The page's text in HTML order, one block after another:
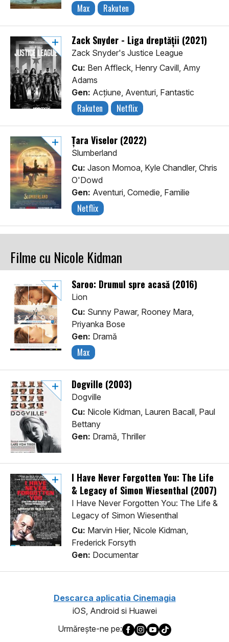
Max Rakuten
Zack Snyder - Liga dreptății (2021)
Zack Snyder's Justice League
Cu: Ben Affleck, Henry Cavill, Amy
Adams
Gen: Acţiune, Aventuri, Fantastic
Rakuten Netflix
Țara Viselor (2022)
Slumberland
Cu: Jason Momoa, Kyle Chandler, Chris
O'Dowd
Gen: Aventuri, Comedie, Familie
Netflix
Filme cu Nicole Kidman
Saroo: Drumul spre acasă (2016)
Lion
Cu: Sunny Pawar, Rooney Mara,
Priyanka Bose
Gen: Dramă
Max
Dogville (2003)
Dogville
Cu: Nicole Kidman, Lauren Bacall, Paul
Bettany
Gen: Dramă, Thriller
I Have Never Forgotten You: The Life
& Legacy of Simon Wiesenthal (2007)
I Have Never Forgotten You: The Life &
Legacy of Simon Wiesenthal
Cu: Marvin Hier, Nicole Kidman,
Frederick Forsyth
Gen: Documentar
Descarca aplicatia Cinemagia
iOS, Android si Huawei
Urmăreşte-ne pe: